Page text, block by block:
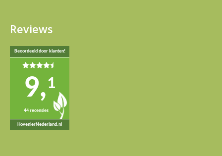
Reviews
Beoordeeld door klanten!
9,1
44 recensies
HovenierNederland.nl